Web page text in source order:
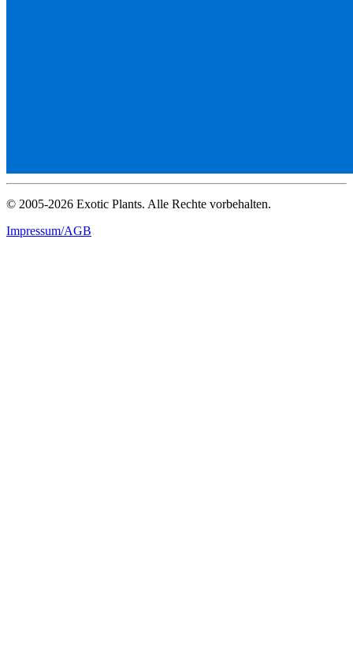
© 2005-2026 Exotic Plants. Alle Rechte vorbehalten.
Impressum/AGB